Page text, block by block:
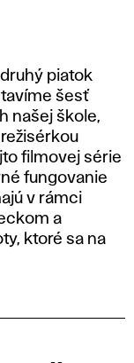
piatok
šesť
našej škole,
filmovej série
fungovanie
v rámci
a
ktoré sa na